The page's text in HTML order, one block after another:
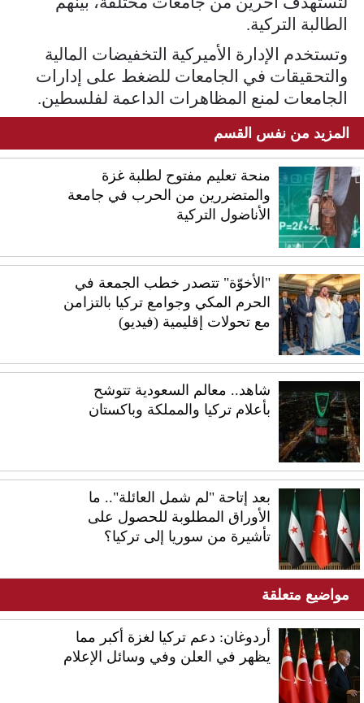
الطالبة التركية.
وتستخدم الإدارة الأميركية التخفيضات المالية
والتحقيقات في الجامعات للضغط على إدارات
الجامعات لمنع المظاهرات الداعمة لفلسطين.
المزيد من نفس القسم
منحة تعليم مفتوح لطلبة غزة
والمتضررين من الحرب في جامعة
الأناضول التركية
"الأخوّة" تتصدر خطب الجمعة في
الحرم المكي وجوامع تركيا بالتزامن
مع تحولات إقليمية (فيديو)
شاهد.. معالم السعودية تتوشح
بأعلام تركيا والمملكة وباكستان
بعد إتاحة "لم شمل العائلة".. ما
الأوراق المطلوبة للحصول على
تأشيرة من سوريا إلى تركيا؟
مواضيع متعلقة
أردوغان: دعم تركيا لغزة أكبر مما
يظهر في العلن وفي وسائل الإعلام